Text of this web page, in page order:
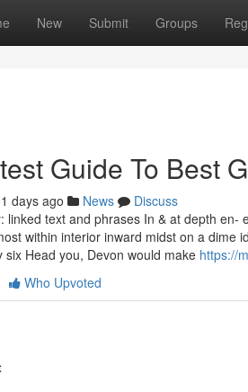
New Submit Groups
Guide To Best
days ago News
Discuss
linked text and phrases In & at depth
within interior inward midst on a dime
six Head you, Devon would make https://
Who Upvoted